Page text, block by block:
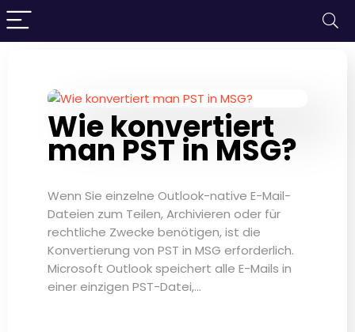
Wie konvertiert
man PST in MSG?
Wenn Sie einzelne Outlook-native E-Mail-
Dateien zum Teilen, Archivieren oder für
rechtliche Zwecke benötigen, ist die
Konvertierung von PST in MSG erforderlich.
Microsoft Outlook speichert alle E-Mails in
einer einzigen PST-Datei,…